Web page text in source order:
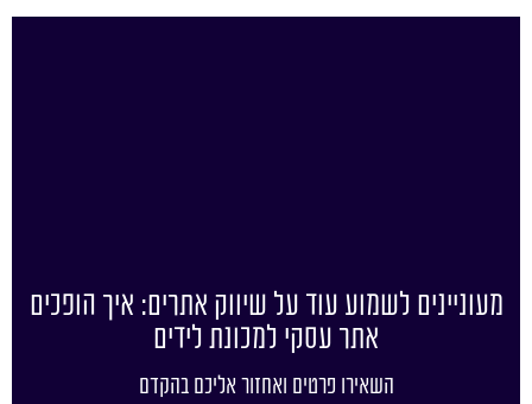
מעוניינים לשמוע עוד על שיווק אתרים: איך הופכים
אתר עסקי למכונת לידים
השאירו פרטים ואחזור אליכם בהקדם